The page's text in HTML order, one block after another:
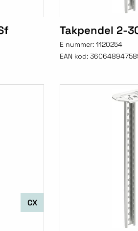
Takpendel 2-
E nummer:1120254
EAN kod:
CX